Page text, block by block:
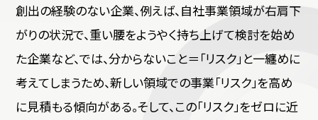
創出の経験のない企業、例えば、自社事業領域が右肩下
がりの状況で、重い腰をようやく持ち上げて検討を始め
た企業など、では、分からないこと＝「リスク」と一纏めに
考えてしまうため、新しい領域での事業「リスク」を高め
に見積もる傾向がある。そして、この「リスク」をゼロに近